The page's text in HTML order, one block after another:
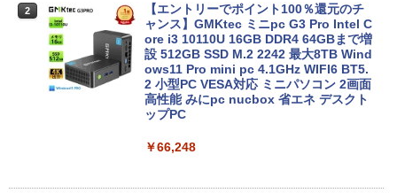
往復送料込！パソコンレンタルハイスペ
ックモデルCore i7/16G/SSD/カメラ付き
（4週間延長）【Office2024セット】イ
ンストール済※この商品はレンタルで
す。販売品ではありません。ご了承下さ
い。
2
【エントリーでポイント100％還元のチ
ャンス】GMKtec ミニpc G3 Pro Intel C
ore i3 10110U 16GB DDR4 64GBまで増
設 512GB SSD M.2 2242 最大8TB Wind
ows11 Pro mini pc 4.1GHz WIFI6 BT5.
2 小型PC VESA対応 ミニパソコン 2画面
高性能 みにpc nucbox 省エネ デスクト
ップPC
￥66,248